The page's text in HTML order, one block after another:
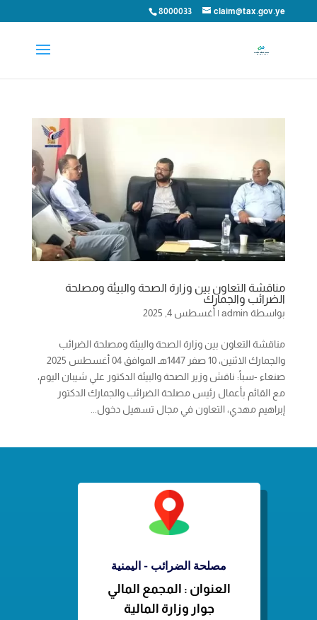
8000033 claim@tax.gov.ye
مناقشة التعاون بين وزارة الصحة والبيئة ومصلحة
الضرائب والجمارك
بواسطة admin
| أغسطس 4, 2025
مناقشة التعاون بين وزارة الصحة والبيئة ومصلحة الضرائب
والجمارك الاثنين، 10 صفر 1447هـ الموافق 04 أغسطس 2025
صنعاء -سبأ: ناقش وزير الصحة والبيئة الدكتور علي شيبان اليوم،
مع القائم بأعمال رئيس مصلحة الضرائب والجمارك الدكتور
إبراهيم مهدي، التعاون في مجال تسهيل دخول...
مصلحة الضرائب - اليمنية
العنوان : المجمع المالي
جوار وزارة المالية